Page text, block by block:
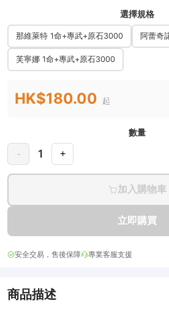
選擇規格
那維萊特 1命+專武+原石3000 阿蕾奇
芙寧娜 1命+專武+原石3000
HK$180.00 起
數量
- 1 +
加入購物車
立即購買
安全交易，售後保障 專業客服支援
商品描述